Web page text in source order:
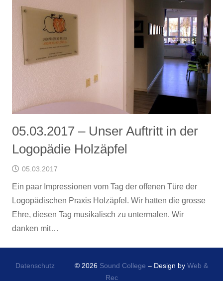
05.03.2017 – Unser Auftritt in der
Logopädie Holzäpfel
05.03.2017
Ein paar Impressionen vom Tag der offenen Türe der
Logopädischen Praxis Holzäpfel. Wir hatten die grosse
Ehre, diesen Tag musikalisch zu untermalen. Wir
danken mit…
Datenschutz © 2026 Sound College – Design by Web &
Rec